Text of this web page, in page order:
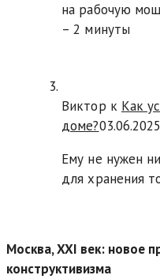
на рабочую
– 2 минуты
Виктор к Как
доме?03.06.2025
Ему не нужен
для хранения
Москва, XXI век: новое
конструктивизма